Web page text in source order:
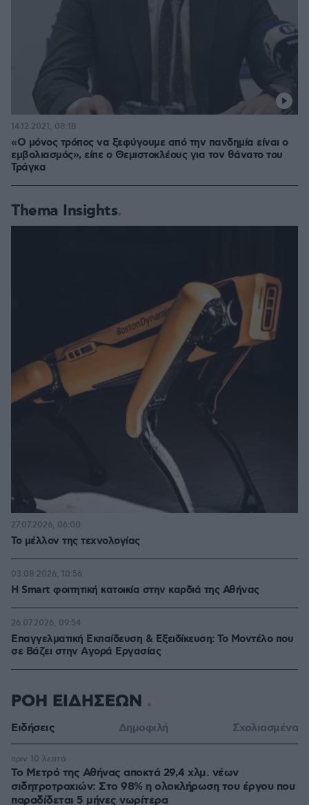
«Ο μόνος τρόπος να ξεφύγουμε από την πανδημία είναι ο
εμβολιασμός», είπε ο Θεμιστοκλέους για τον θάνατο του
Τράγκα
14.12.2021, 08:18
Thema Insights
Το μέλλον της τεχνολογίας
27.07.2026, 06:00
Η Smart φοιτητική κατοικία στην καρδιά της Αθήνας
03.08.2026, 10:56
Επαγγελματική Εκπαίδευση & Εξειδίκευση: Το Mοντέλο που
σε Bάζει στην Aγορά Eργασίας
26.07.2026, 09:54
ΡΟΗ ΕΙΔΗΣΕΩΝ
Ειδήσεις Δημοφιλή Σχολιασμένα
Το Μετρό της Αθήνας αποκτά 29,4 χλμ. νέων
σιδητροτροχιών: Στο 98% η ολοκλήρωση του έργου που
παραδίδεται 5 μήνες νωρίτερα
πριν 10 λεπτά